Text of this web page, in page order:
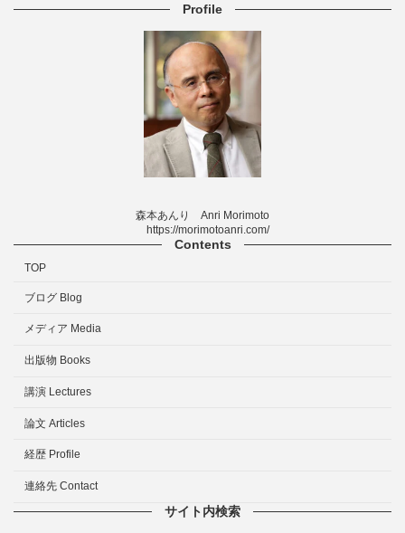
Profile
森本あんり Anri Morimoto
https://morimotoanri.com/
Contents
TOP
ブログ Blog
メディア Media
出版物 Books
講演 Lectures
論文 Articles
経歴 Profile
連絡先 Contact
サイト内検索